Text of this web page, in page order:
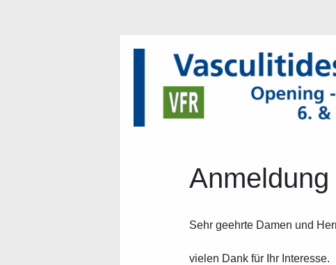
Anmeldung
Sehr geehrte Damen und
vielen Dank für Ihr Interesse.